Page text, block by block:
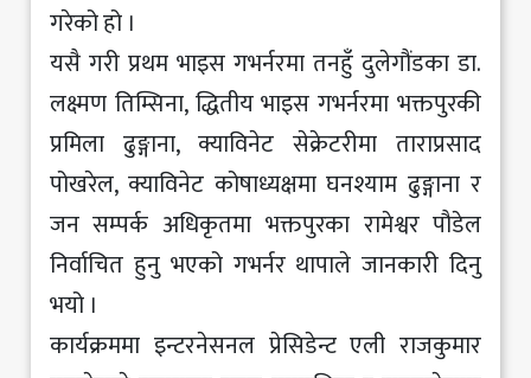
गरेको हो ।
यसै गरी प्रथम भाइस गभर्नरमा तनहुँ दुलेगौंडका डा.
लक्ष्मण तिम्सिना, द्धितीय भाइस गभर्नरमा भक्तपुरकी
प्रमिला ढुङ्गाना, क्याविनेट सेक्रेटरीमा ताराप्रसाद
पोखरेल, क्याविनेट कोषाध्यक्षमा घनश्याम ढुङ्गाना र
जन सम्पर्क अधिकृतमा भक्तपुरका रामेश्वर पौडेल
निर्वाचित हुनु भएको गभर्नर थापाले जानकारी दिनु
भयो ।
कार्यक्रममा इन्टरनेसनल प्रेसिडेन्ट एली राजकुमार